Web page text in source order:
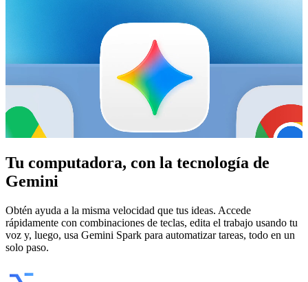
Tu computadora, con la tecnología de
Gemini
Obtén ayuda a la misma velocidad que tus ideas. Accede
rápidamente con combinaciones de teclas, edita el trabajo usando tu
voz y, luego, usa Gemini Spark para automatizar tareas, todo en un
solo paso.